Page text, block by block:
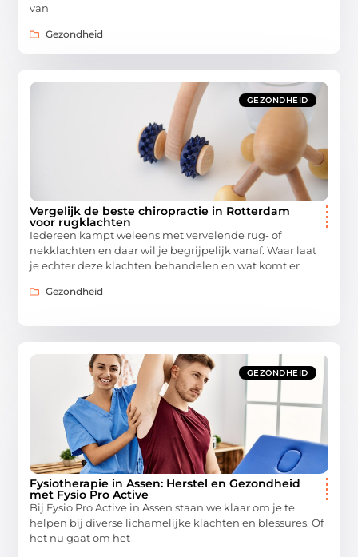
van
Gezondheid
GEZONDHEID
Vergelijk de beste chiropractie in Rotterdam
voor rugklachten
Iedereen kampt weleens met vervelende rug- of
nekklachten en daar wil je begrijpelijk vanaf. Waar laat
je echter deze klachten behandelen en wat komt er
Gezondheid
GEZONDHEID
Fysiotherapie in Assen: Herstel en Gezondheid
met Fysio Pro Active
Bij Fysio Pro Active in Assen staan we klaar om je te
helpen bij diverse lichamelijke klachten en blessures. Of
het nu gaat om het